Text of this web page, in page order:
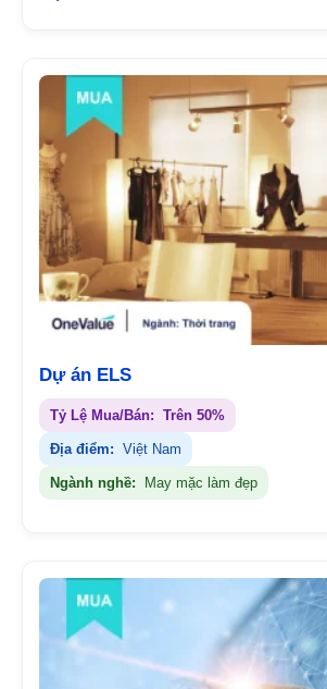
Dự án ELS
Tỷ Lệ Mua/Bán: Trên 50%
Địa điểm: Việt Nam
Ngành nghề: May mặc làm đẹp